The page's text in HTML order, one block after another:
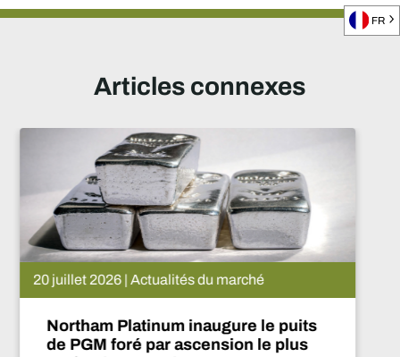
Articles connexes
le puits
le plus
15 juillet 2026 | Actualités
De Beers suspend le
Que va-t-il se passer
FR